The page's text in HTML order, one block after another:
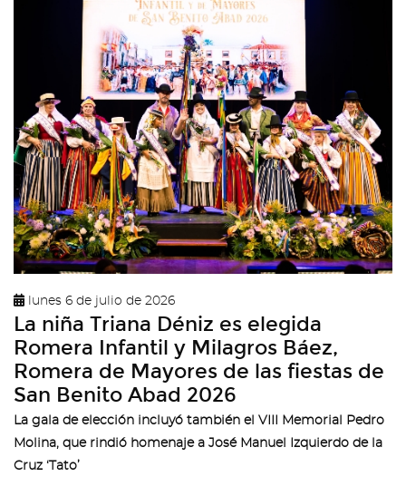
lunes 6 de julio de 2026
La niña Triana Déniz es elegida
Romera Infantil y Milagros Báez,
Romera de Mayores de las fiestas de
San Benito Abad 2026
La gala de elección incluyó también el VIII Memorial Pedro
Molina, que rindió homenaje a José Manuel Izquierdo de la
Cruz ‘Tato’